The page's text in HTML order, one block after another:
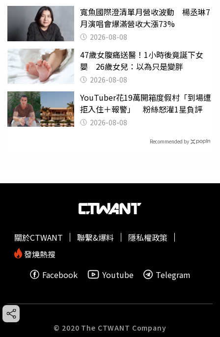
寬魚國際澄清單月營收波動 楊丞琳7
月演唱會爆滿營收大漲73%
2026-08-08
47歲女腹痛送醫！1小時後竟誕下女
嬰 26歲女兒：以為只是變胖
2026-08-08
YouTuber花19萬開箱度假村「到場遭
拒入住＋報警」 粉絲怒灌1星負評
2026-08-08
Recommended by
關於CTWANT 聯繫&爆料
隱私權政策
發燒熱搜
Facebook
Youtube Telegram
© 2020 The CTWANT Company